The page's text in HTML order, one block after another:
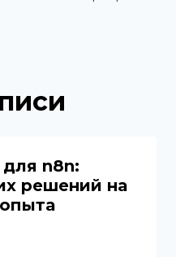
n8n:
решений на